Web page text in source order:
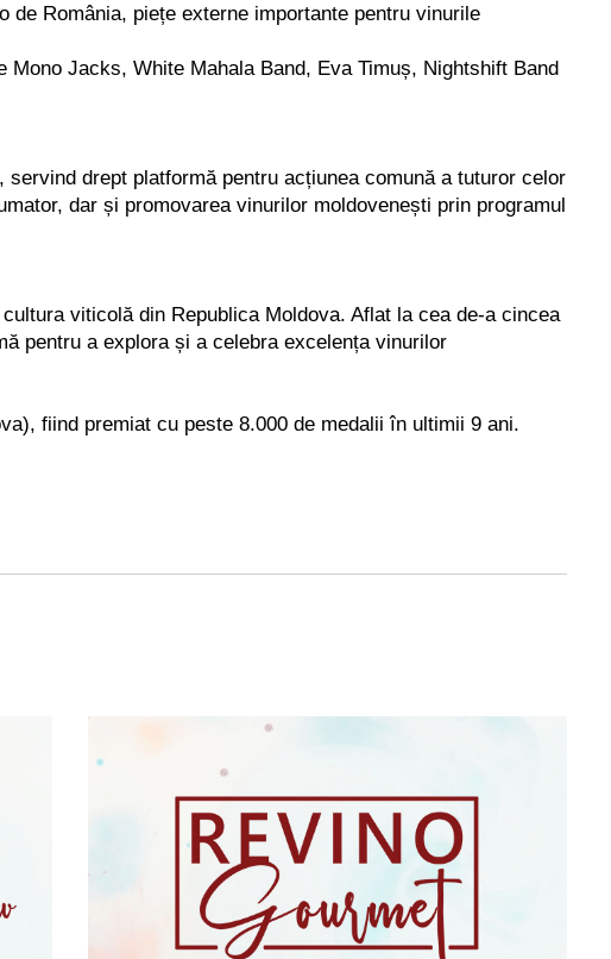
România, piețe externe importante pentru vinurile
Jacks, White Mahala Band, Eva Timuș, Nightshift Band
drept platformă pentru acțiunea comună a tuturor celor
dar și promovarea vinurilor moldovenești prin programul
viticolă din Republica Moldova. Aflat la cea de-a cincea
pentru a explora și a celebra excelența vinurilor
fiind premiat cu peste 8.000 de medalii în ultimii 9 ani.